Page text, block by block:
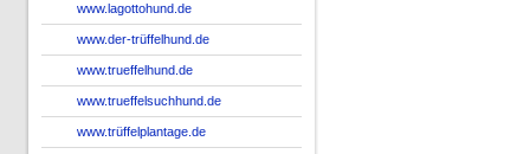
www.lagottohund.de
www.der-trüffelhund.de
www.trueffelhund.de
www.trueffelsuchhund.de
www.trüffelplantage.de